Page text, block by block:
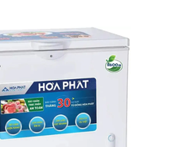
nữa thiết kế 2 cửa còn giảm